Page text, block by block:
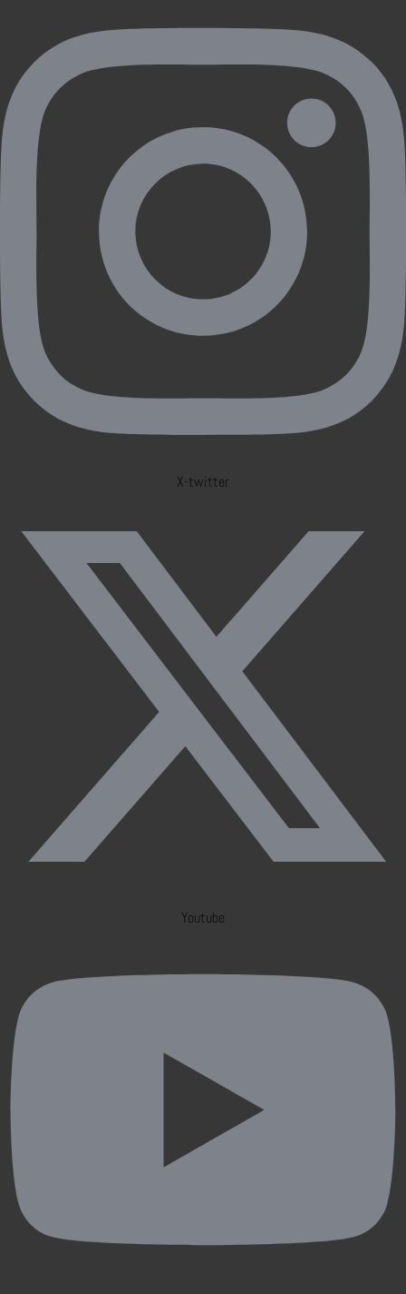
X-twitter
Youtube